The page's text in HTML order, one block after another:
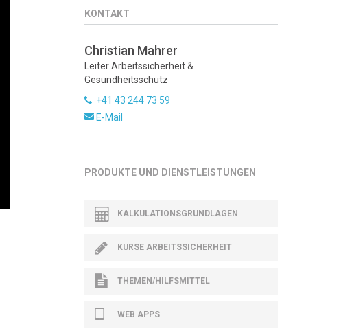
KONTAKT
Christian Mahrer
Leiter Arbeitssicherheit &
Gesundheitsschutz
+41 43 244 73 59
E-Mail
PRODUKTE UND DIENSTLEISTUNGEN
KALKULATIONSGRUNDLAGEN
KURSE ARBEITSSICHERHEIT
THEMEN/HILFSMITTEL
WEB APPS